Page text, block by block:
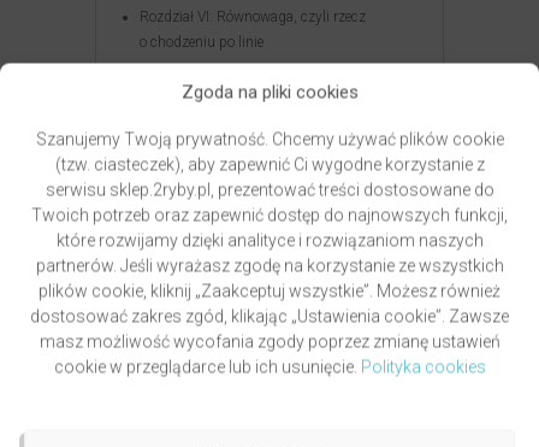
Zgoda na pliki cookies
Szanujemy Twoją prywatność. Chcemy używać plików cookie
(tzw. ciasteczek), aby zapewnić Ci wygodne korzystanie z
serwisu sklep.2ryby.pl, prezentować treści dostosowane do
Twoich potrzeb oraz zapewnić dostęp do najnowszych funkcji,
które rozwijamy dzięki analityce i rozwiązaniom naszych
partnerów. Jeśli wyrażasz zgodę na korzystanie ze wszystkich
plików cookie, kliknij „Zaakceptuj wszystkie”. Możesz również
dostosować zakres zgód, klikając „Ustawienia cookie”. Zawsze
masz możliwość wycofania zgody poprzez zmianę ustawień
cookie w przeglądarce lub ich usunięcie. Polityka cookies
Rozdział VI: Równowaga, czyli rzecz
o chodzeniu po linie
a chrześcijaństwo, czyli jak to się łączy?
Rozdział VIII: Otwartość na siebie, czyli rzecz
o poczuciu winy
Rozdział IX: Weź swój krzyż, czyli rzecz
o cierpieniu
Rozdział X: Otwartość na dialog, czyli rzecz
o słuchaniu tego, co niewygodne
Rozdział XI: Bo ty zawsze, bo ty nigdy, czyli
otwartość na informację zwrotną
Rozdział XII: Siła empatii, czyli weź i słuchaj